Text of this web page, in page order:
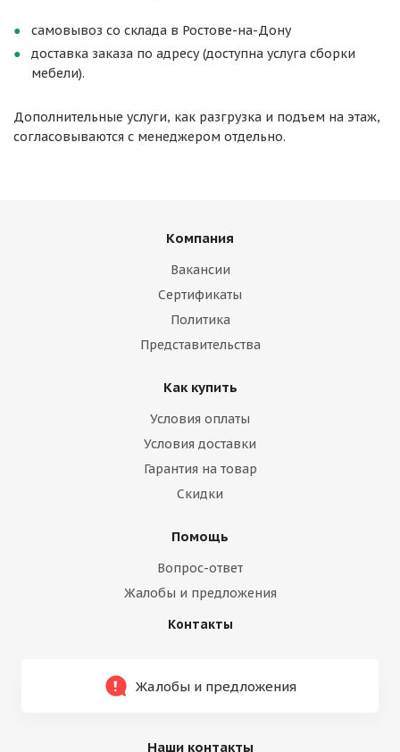
самовывоз со склада в Ростове-на-Дону
доставка заказа по адресу (доступна услуга сборки
мебели).
Дополнительные услуги, как разгрузка и подъем на этаж,
согласовываются с менеджером отдельно.
Компания
Вакансии
Сертификаты
Политика
Представительства
Как купить
Условия оплаты
Условия доставки
Гарантия на товар
Скидки
Помощь
Вопрос-ответ
Жалобы и предложения
Контакты
Жалобы и предложения
Наши контакты